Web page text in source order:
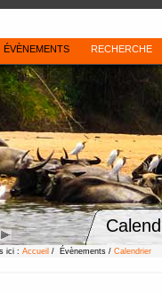
ÉVÈNEMENTS RECHERCHE
ici : Accueil / Évènements / Calendrier